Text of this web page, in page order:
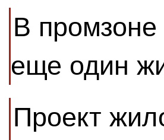
В промзоне
еще один
Проект